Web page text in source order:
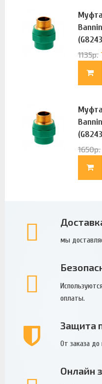
1135р.
1650р.
мы
оплаты.
Защита
От заказа до
Онлайн